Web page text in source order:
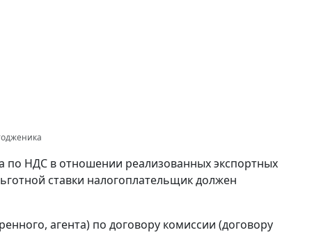
по НДС в отношении реализованных экспортных
ставки налогоплательщик должен
агента) по договору комиссии (договору